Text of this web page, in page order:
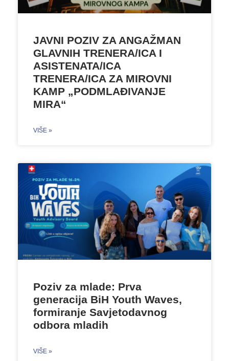
JAVNI POZIV ZA ANGAŽMAN
GLAVNIH TRENERA/ICA I
ASISTENATA/ICA
TRENERA/ICA ZA MIROVNI
KAMP „PODMLAĐIVANJE
MIRA“
VIŠE »
Poziv za mlade: Prva
generacija BiH Youth Waves,
formiranje Savjetodavnog
odbora mladih
VIŠE »